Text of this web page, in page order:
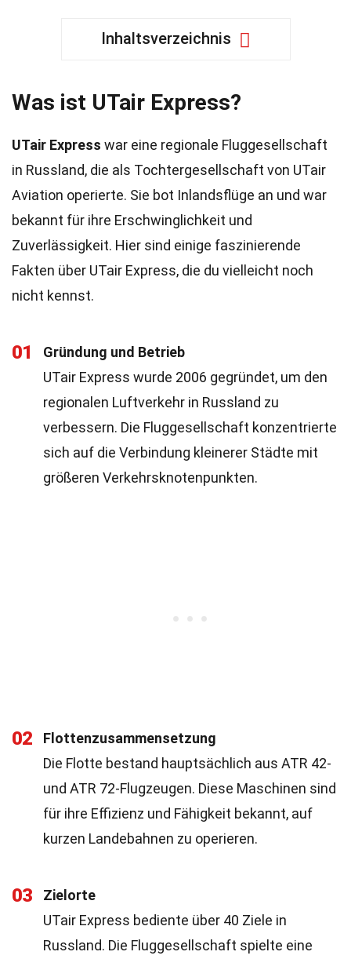
Inhaltsverzeichnis
Was ist UTair Express?
UTair Express war eine regionale Fluggesellschaft
in Russland, die als Tochtergesellschaft von UTair
Aviation operierte. Sie bot Inlandsflüge an und war
bekannt für ihre Erschwinglichkeit und
Zuverlässigkeit. Hier sind einige faszinierende
Fakten über UTair Express, die du vielleicht noch
nicht kennst.
01
Gründung und Betrieb
UTair Express wurde 2006 gegründet, um den
regionalen Luftverkehr in Russland zu
verbessern. Die Fluggesellschaft konzentrierte
sich auf die Verbindung kleinerer Städte mit
größeren Verkehrsknotenpunkten.
02
Flottenzusammensetzung
Die Flotte bestand hauptsächlich aus ATR 42-
und ATR 72-Flugzeugen. Diese Maschinen sind
für ihre Effizienz und Fähigkeit bekannt, auf
kurzen Landebahnen zu operieren.
03
Zielorte
UTair Express bediente über 40 Ziele in
Russland. Die Fluggesellschaft spielte eine